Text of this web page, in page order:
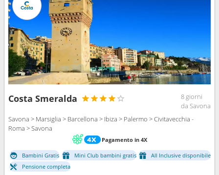
Costa Smeralda
8 giorni
da Savona
Savona > Marsiglia > Barcellona > Ibiza > Palermo > Civitavecchia -
Roma > Savona
Pagamento in 4X
Bambini Gratis Mini Club bambini gratis
All Inclusive disponibile
Pensione completa